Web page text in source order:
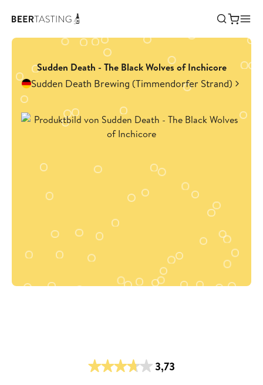
Sudden Death - The Black Wolves of Inchicore
Sudden Death Brewing (Timmendorfer Strand)
3,73